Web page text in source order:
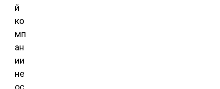
й
ко
мп
ан
ии
не
ос